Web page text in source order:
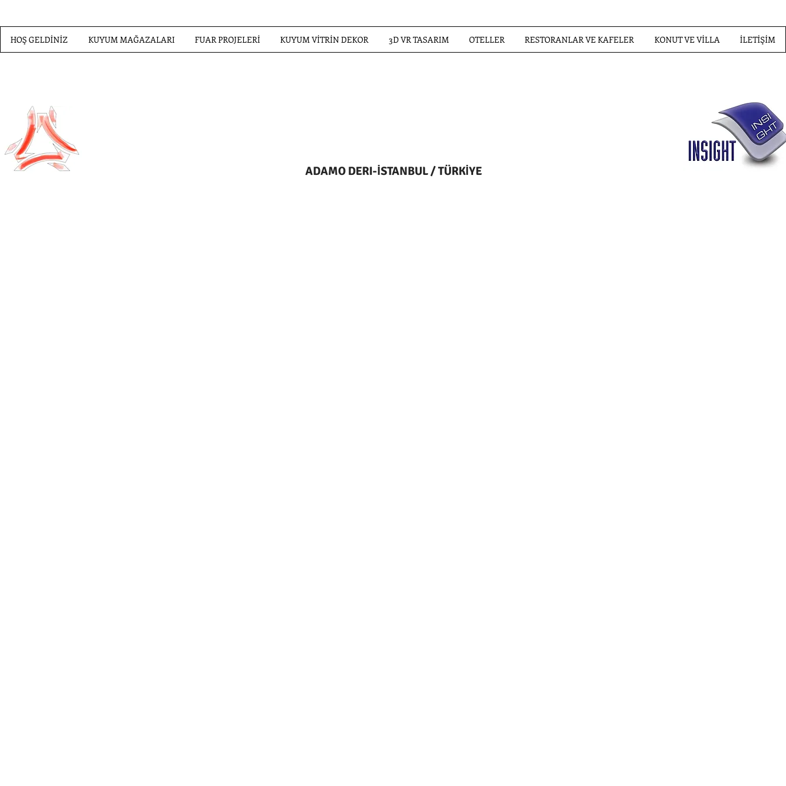
ADAMO DERI-İSTANBUL / TÜRKİYE
HOŞ GELDİNİZ KUYUM MAĞAZALARI FUAR PROJELERİ KUYUM VİTRİN DEKOR 3D VR TASARIM OTELLER RESTORANLAR VE KAFELER KONUT VE VİLLA İLETİŞİM